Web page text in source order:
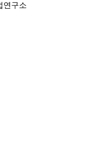
연구소